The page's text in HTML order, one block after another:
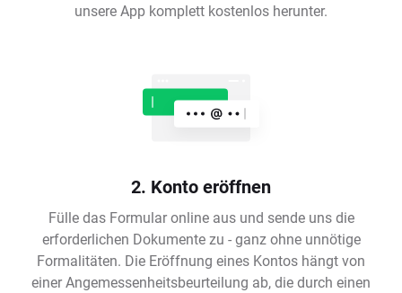
unsere App komplett kostenlos herunter.
2. Konto eröffnen
Fülle das Formular online aus und sende uns die
erforderlichen Dokumente zu - ganz ohne unnötige
Formalitäten. Die Eröffnung eines Kontos hängt von
einer Angemessenheitsbeurteilung ab, die durch einen